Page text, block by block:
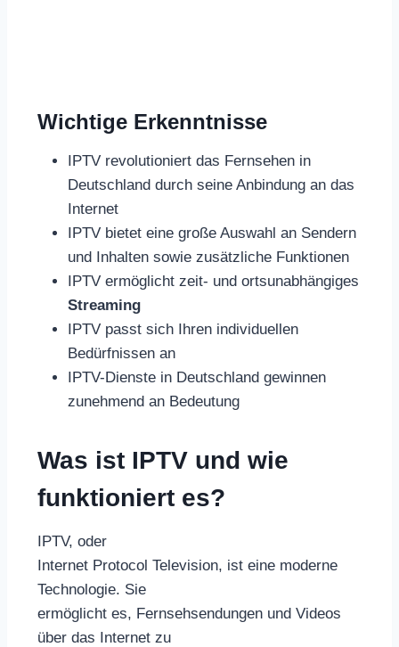
Wichtige Erkenntnisse
IPTV revolutioniert das Fernsehen in
Deutschland durch seine Anbindung an das
Internet
IPTV bietet eine große Auswahl an Sendern
und Inhalten sowie zusätzliche Funktionen
IPTV ermöglicht zeit- und ortsunabhängiges
Streaming
IPTV passt sich Ihren individuellen
Bedürfnissen an
IPTV-Dienste in Deutschland gewinnen
zunehmend an Bedeutung
Was ist IPTV und wie
funktioniert es?
IPTV, oder
Internet Protocol Television, ist eine moderne
Technologie. Sie
ermöglicht es, Fernsehsendungen und Videos
über das Internet zu